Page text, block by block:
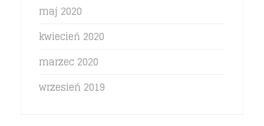
maj 2020
kwiecień 2020
marzec 2020
wrzesień 2019